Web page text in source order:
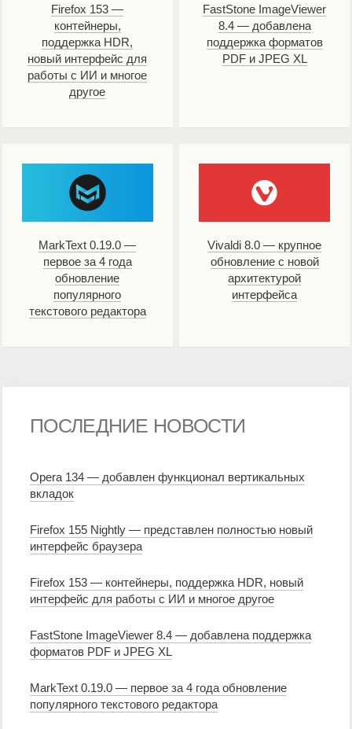
Firefox 153 —
контейнеры,
поддержка HDR,
новый интерфейс для
работы с ИИ и многое
другое
FastStone ImageViewer
8.4 — добавлена
поддержка форматов
PDF и JPEG XL
MarkText 0.19.0 —
первое за 4 года
обновление
популярного
текстового редактора
Vivaldi 8.0 — крупное
обновление с новой
архитектурой
интерфейса
ПОСЛЕДНИЕ НОВОСТИ
Opera 134 — добавлен функционал вертикальных
вкладок
Firefox 155 Nightly — представлен полностью новый
интерфейс браузера
Firefox 153 — контейнеры, поддержка HDR, новый
интерфейс для работы с ИИ и многое другое
FastStone ImageViewer 8.4 — добавлена поддержка
форматов PDF и JPEG XL
MarkText 0.19.0 — первое за 4 года обновление
популярного текстового редактора